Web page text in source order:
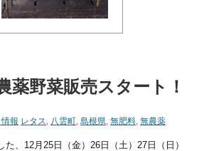
薬野菜販売スタート！
報 レタス, 八雲町, 島根県, 無肥料, 無農薬
、12月25日（金）26日（土）27日（日）